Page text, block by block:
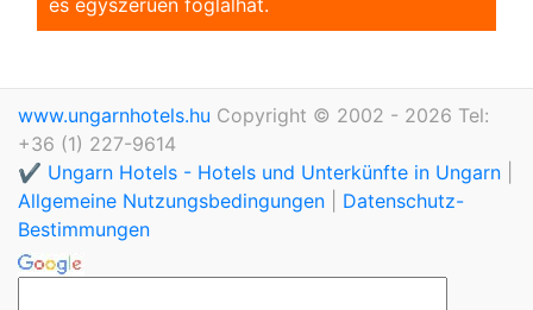
www.ungarnhotels.hu Copyright © 2002 - 2026 Tel:
+36 (1) 227-9614
✔️ Ungarn Hotels - Hotels und Unterkünfte in Ungarn
Allgemeine Nutzungsbedingungen
Datenschutz-
Bestimmungen